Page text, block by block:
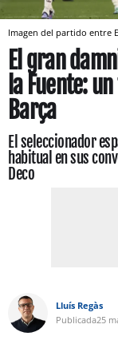
Imagen del partido entre
El gran
la Fuente:
Barça
El seleccionador
habitual en sus
Deco
Lluís Regàs
Publicada25